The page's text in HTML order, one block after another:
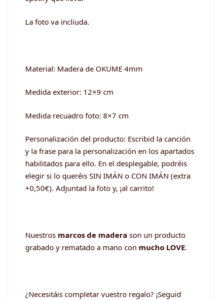
La foto va incliuda.
Material: Madera de OKUME 4mm
Medida exterior: 12×9 cm
Medida recuadro foto: 8×7 cm
Personalización del producto: Escribid la canción
y la frase para la personalización en los apartados
habilitados para ello. En el desplegable, podréis
elegir si lo queréis SIN IMÁN o CON IMÁN (extra
+0,50€). Adjuntad la foto y, ¡al carrito!
Nuestros marcos de madera son un producto
grabado y rematado a mano con mucho LOVE.
¿Necesitáis completar vuestro regalo? ¡Seguid